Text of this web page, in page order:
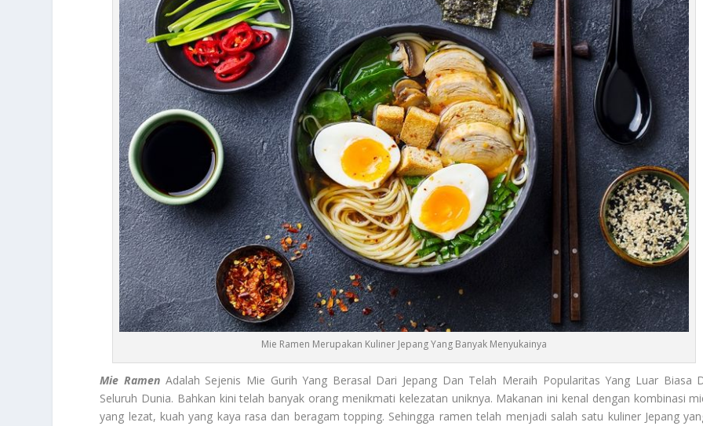
Mie Ramen Merupakan Kuliner Jepang Yang Banyak Menyukainya
Mie RamenAdalah Sejenis Mie Gurih Yang Berasal Dari Jepang Dan Telah Meraih Popularitas Yang Luar Biasa
Seluruh Dunia. Bahkan kini telah banyak orang menikmati kelezatan uniknya. Makanan ini kenal dengan kombinasi
yang lezat, kuah yang kaya rasa dan beragam topping. Sehingga ramen telah menjadi salah satu kuliner Jepang